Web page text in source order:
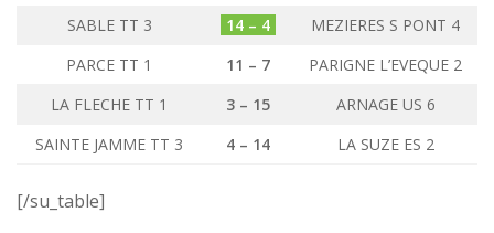
SABLE TT 3 14 – 4
MEZIERES S PONT 4
PARCE TT 1
11 – 7
PARIGNE L’EVEQUE 2
LA FLECHE TT 1
3 – 15
ARNAGE US 6
SAINTE JAMME TT 3
4 – 14 LA SUZE ES 2
[/su_table]